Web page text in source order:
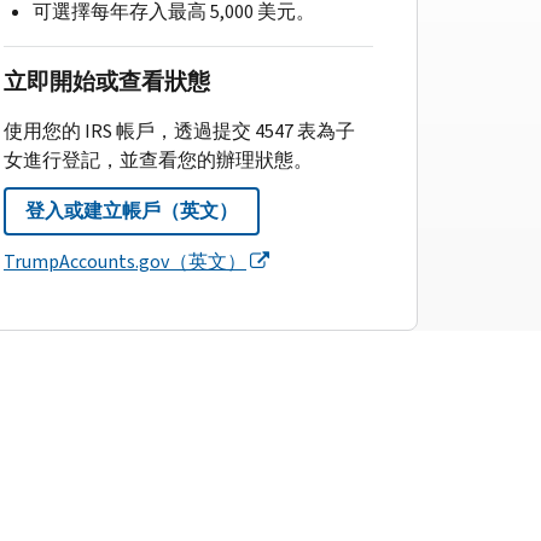
可選擇每年存入最高 5,000 美元。
立即開始或查看狀態
使用您的 IRS 帳戶，透過提交 4547 表為子
女進行登記，並查看您的辦理狀態。
登入或建立帳戶（英文）
TrumpAccounts.gov（英文）